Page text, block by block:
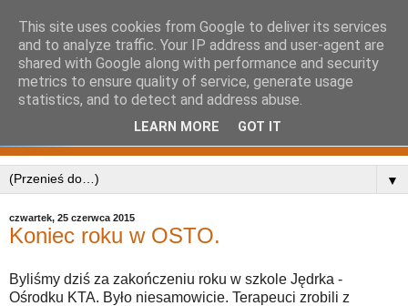
▼
czwartek, 25 czerwca 2015
Koniec roku w OSTO.
Byliśmy dziś za zakończeniu roku w szkole Jędrka -
Ośrodku KTA. Było niesamowicie. Terapeuci zrobili z
This site uses cookies from Google to deliver its services
and to analyze traffic. Your IP address and user-agent are
shared with Google along with performance and security
metrics to ensure quality of service, generate usage
statistics, and to detect and address abuse.
LEARN MORE GOT IT